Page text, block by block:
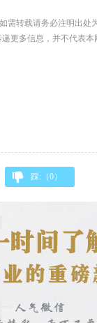
需转载请务必注明出处
更多信息，并不代表
踩:（0）